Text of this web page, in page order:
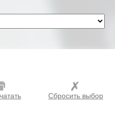
Сбросить выбор